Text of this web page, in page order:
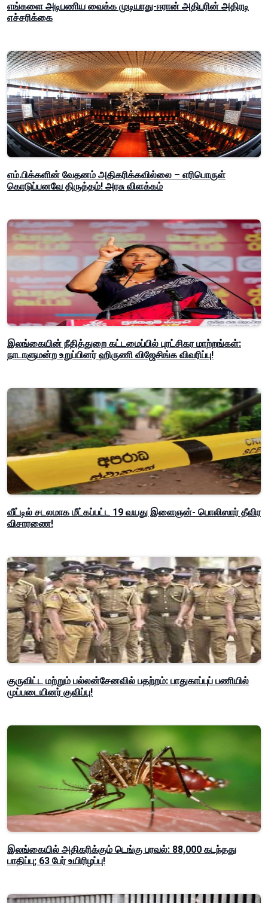
எங்களை அடிபணிய வைக்க முடியாது-ஈரான் அதிபரின் அதிரடி
எச்சரிக்கை
எம்.பிக்களின் வேதனம் அதிகரிக்கவில்லை – எரிபொருள்
கொடுப்பனவே திருத்தம்! அரசு விளக்கம்
இலங்கையின் நீதித்துறை கட்டமைப்பில் புரட்சிகர மாற்றங்கள்:
நாடாளுமன்ற உறுப்பினர் ஹிருணி விஜேசிங்க விவரிப்பு!
வீட்டில் சடலமாக மீட்கப்பட்ட 19 வயது இளைஞன்- பொலிஸார் தீவிர
விசாரணை!
குருவிட்ட மற்றும் பல்லன்சேனவில் பதற்றம்: பாதுகாப்புப் பணியில்
முப்படையினர் குவிப்பு!
இலங்கையில் அதிகரிக்கும் டெங்கு பரவல்: 88,000 கடந்தது
பாதிப்பு; 63 பேர் உயிரிழப்பு!